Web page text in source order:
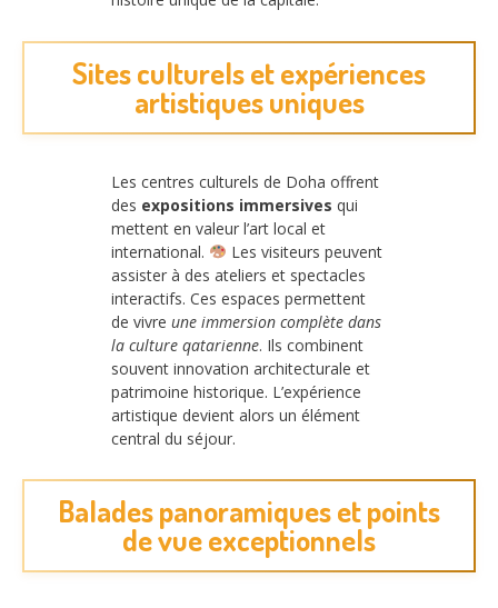
Sites culturels et expériences
artistiques uniques
Les centres culturels de Doha offrent
des expositions immersives qui
mettent en valeur l’art local et
international.
Les visiteurs peuvent
assister à des ateliers et spectacles
interactifs. Ces espaces permettent
de vivre une immersion complète dans
la culture qatarienne. Ils combinent
souvent innovation architecturale et
patrimoine historique. L’expérience
artistique devient alors un élément
central du séjour.
Balades panoramiques et points
de vue exceptionnels